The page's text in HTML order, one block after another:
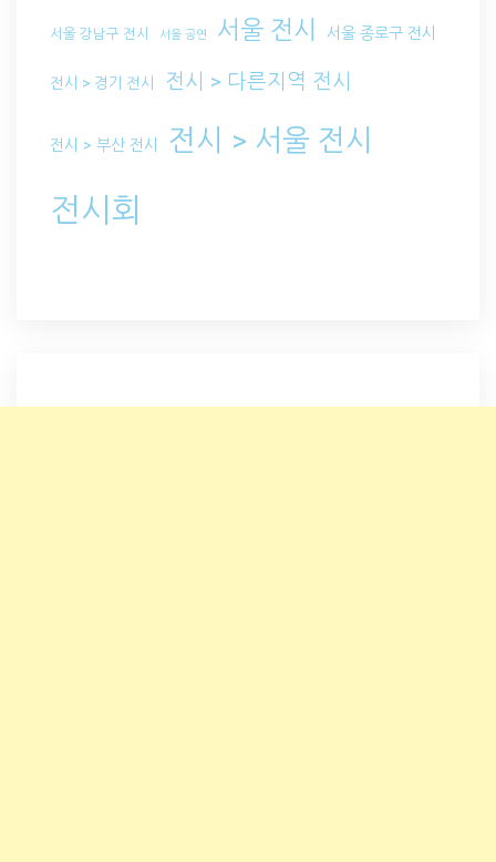
서울 강남구 전시 서울 공연 서울 전시 서울 종로구 전시
전시 > 경기 전시 전시 > 다른지역 전시
전시 > 부산 전시 전시 > 서울 전시
전시회